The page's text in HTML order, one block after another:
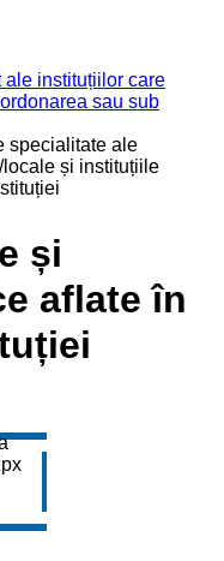
ale instituțiilor care
sau sub
specialitate ale
și instituțiile
și
aflate în